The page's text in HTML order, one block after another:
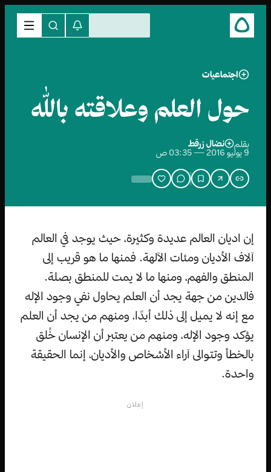
اجتماعيات
حول العلم وعلاقته بالله
بقلم
نضال زرقط
9 يوليو 2016 — 03:35 ص
إن اديان العالم عديدة وكثيرة، حيث يوجد في العالم
آلاف الأديان ومئات الآلهة. فمنها ما هو قريب إلى
المنطق والفهم، ومنها ما لا يمت للمنطق بصلة.
فالدين من جهة يجد أن العلم يحاول نفي وجود الإله
مع إنه لا يميل إلى ذلك أبدًا، ومنهم من يجد أن العلم
يؤكد وجود الإله، ومنهم من يعتبر أن الإنسان خُلق
بالخطأ وتتوالى آراء الأشخاص والأديان، إنما الحقيقة
واحدة.
إعلان